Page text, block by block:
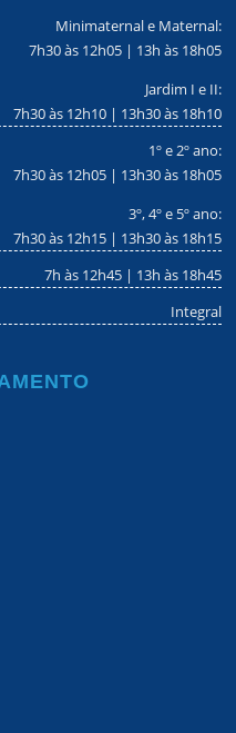
Minimaternal e Maternal:
7h30 às 12h05 | 13h às 18h05
Jardim I e II:
7h30 às 12h10 | 13h30 às 18h10
1º e 2º ano:
7h30 às 12h05 | 13h30 às 18h05
3º, 4º e 5º ano:
7h30 às 12h15 | 13h30 às 18h15
7h às 12h45 | 13h às 18h45
Integral